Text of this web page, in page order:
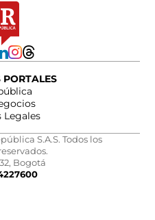
PORTALES
Legales
S.A.S. Todos los
Bogotá